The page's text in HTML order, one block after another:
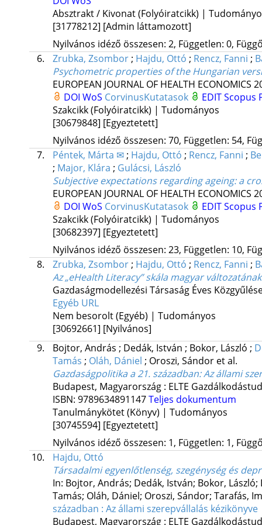
Absztrakt / Kivonat (Folyóiratcikk) |
[31778212] [Admin láttamozott]
Nyilvános idéző összesen: 2, Független: 0,
6.
Zrubka, Zsombor; Hajdu, Ottó ; Rencz, Fanni ;
Psychometric properties of the Hungarian
EUROPEAN JOURNAL OF HEALTH ECONOMICS
DOI WoS CorvinusKutatasok EDITScopus
Szakcikk (Folyóiratcikk) | Tudományos
[30679848] [Egyeztetett]
Nyilvános idéző összesen: 70, Független: 54,
7.
Péntek, Márta ✉; Hajdu, Ottó ; Rencz, Fanni ;
; Major, Klára ; Gulácsi, László
Subjective expectations regarding ageing: a
EUROPEAN JOURNAL OF HEALTH ECONOMICS
DOI WoS CorvinusKutatasok EDITScopus
Szakcikk (Folyóiratcikk) | Tudományos
[30682397] [Egyeztetett]
Nyilvános idéző összesen: 23, Független: 10,
8.
Zrubka, Zsombor; Hajdu, Ottó ; Rencz, Fanni ;
Az „eHealth Literacy” skála magyar
Gazdaságmodellezési Társaság Éves
Egyéb URL
Nem besorolt (Egyéb) | Tudományos
[30692661] [Nyilvános]
9.
Bojtor, András ; Dedák, István ; Bokor, László ;
Tamás ; Oláh, Dániel ; Oroszi, Sándor et al.
Gazdaságpolitika a 21. században: Az állami
Budapest, Magyarország : ELTE
ISBN: 9789634891147Teljes dokumentum
Tanulmánykötet (Könyv) | Tudományos
[30745594] [Egyeztetett]
Nyilvános idéző összesen: 1, Független: 1,
10.
Hajdu, Ottó
Társadalmi egyenlőtlenség, szegénység és
In: Bojtor, András; Dedák, István; Bokor,
Tamás; Oláh, Dániel; Oroszi, Sándor; Tarafás,
században : Az állami szerepvállalás kézikönyve
Budapest, Magyarország : ELTE